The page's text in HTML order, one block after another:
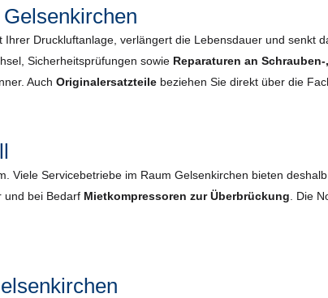
Ihrer Druckluftanlage, verlängert die Lebensdauer und senkt
Sicherheits­prüfungen sowie Reparaturen an
Auch Originalersatzteile beziehen Sie direkt über die
Viele Servicebetriebe im Raum Gelsenkirchen bieten
und bei Bedarf Mietkompressoren zur Überbrückung . Die